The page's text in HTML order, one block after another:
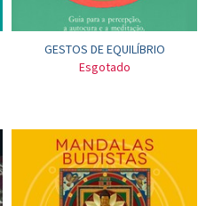
GESTOS DE EQUILÍBRIO
Esgotado